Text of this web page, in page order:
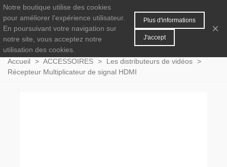
0 MENU
Accueil > ACCESSOIRES > Les distributeurs de vidéos >
Récepteur Multiplicateur de signal HDMI
Notre boutique utilise des cookies
pour améliorer l'expérience utilisateur.
En poursuivant votre navigation sur
notre site, vous acceptez notre
utilisation des cookies.
Plus d'informations
J'accept
×